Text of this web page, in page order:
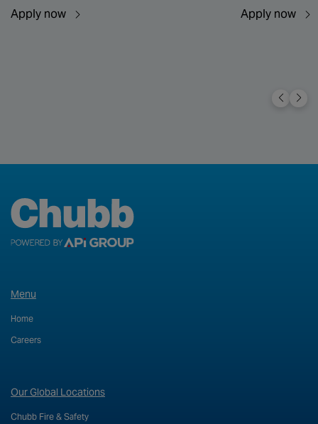
Apply now
Apply now
Menu
Home
Careers
Our Global Locations
Chubb Fire & Safety